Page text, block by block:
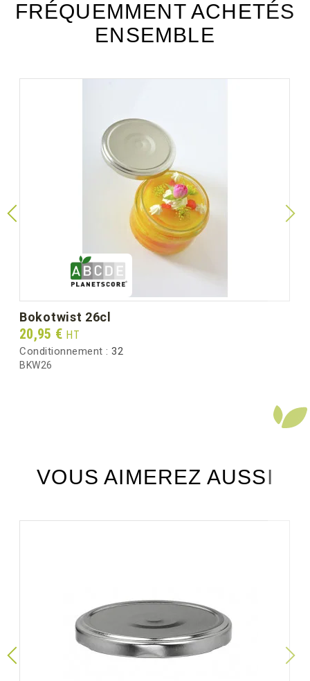
FRÉQUEMMENT ACHETÉS
ENSEMBLE
bokotwist 26cl
Prix
20,95 € HT
Conditionnement : 32
BKW26
VOUS AIMEREZ AUSSI